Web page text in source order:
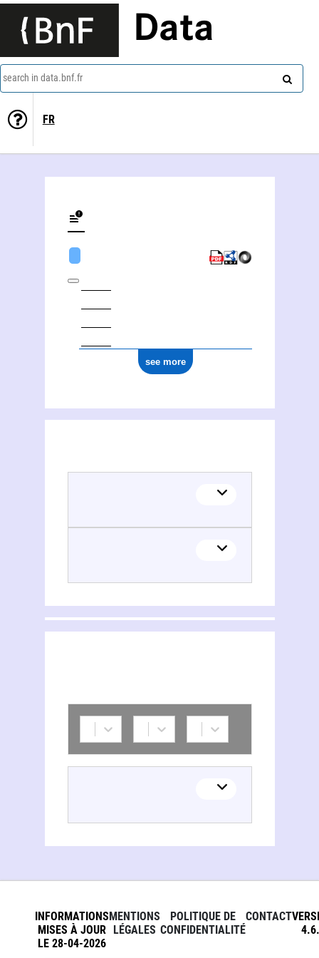
Data
search in data.bnf.fr
FR
see more
INFORMATIONS
MISES À JOUR
LE 28-04-2026
MENTIONS
LÉGALES
POLITIQUE DE
CONFIDENTIALITÉ
CONTACT